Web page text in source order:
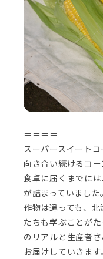
＝＝＝＝
スーパースイート
向き合い続けるコ
食卓に届くまでに
が詰まっていました。
作物は違っても、
たちも学ぶことが
のリアルと生産者
お届けしていきます。